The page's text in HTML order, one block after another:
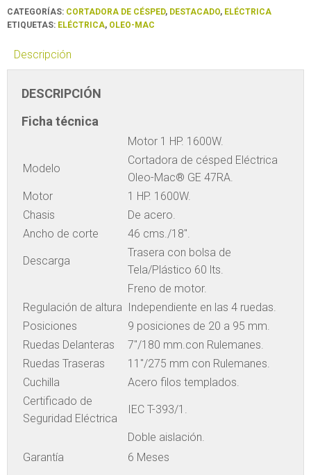
CATEGORÍAS: CORTADORA DE CÉSPED, DESTACADO, ELÉCTRICA
ETIQUETAS: ELÉCTRICA, OLEO-MAC
Descripción
DESCRIPCIÓN
Ficha técnica
Motor 1 HP. 1600W.
Modelo
Cortadora de césped Eléctrica
Oleo-Mac® GE 47RA.
Motor
1 HP. 1600W.
Chasis
De acero.
Ancho de corte
46 cms./18″.
Descarga
Trasera con bolsa de
Tela/Plástico 60 lts.
Freno de motor.
Regulación de altura Independiente en las 4 ruedas.
Posiciones
9 posiciones de 20 a 95 mm.
Ruedas Delanteras
7″/180 mm.con Rulemanes.
Ruedas Traseras
11″/275 mm con Rulemanes.
Cuchilla
Acero filos templados.
Certificado de
Seguridad Eléctrica
IEC T-393/1.
Doble aislación.
Garantía
6 Meses